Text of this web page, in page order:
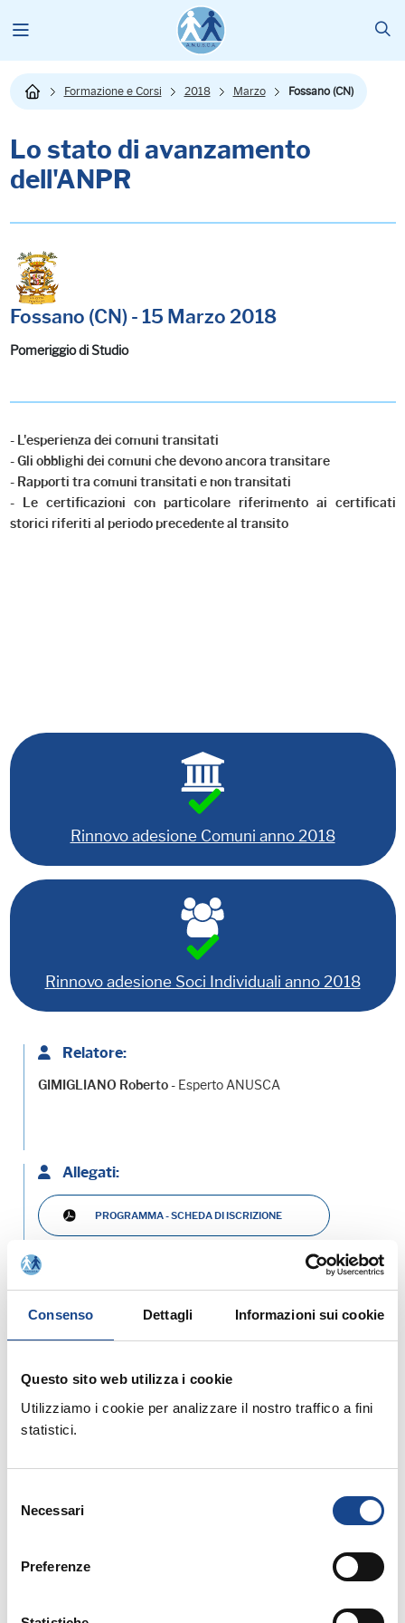
Consenso Dettagli Informazioni sui cookie
Questo sito web utilizza i cookie
Utilizziamo i cookie per analizzare il nostro traffico a fini
statistici.
delNecessari
Preferenze
Formazione e Corsi 2018 Marzo Fossano (CN)
Lo stato di avanzamento
dell'ANPR
Fossano (CN) - 15 Marzo 2018
Pomeriggio di Studio
- L'esperienza dei comuni transitati
- Gli obblighi dei comuni che devono ancora transitare
- Rapporti tra comuni transitati e non transitati
- Le certificazioni con particolare riferimento ai certificati
storici riferiti al periodo precedente al transito
Rinnovo adesione Comuni anno 2018
Rinnovo adesione Soci Individuali anno 2018
Relatore:
GIMIGLIANO Roberto- Esperto ANUSCA
Allegati:
PROGRAMMA - SCHEDA DI ISCRIZIONE
Prossimi corsi in programma:
Estate all'ombra dei cipressi